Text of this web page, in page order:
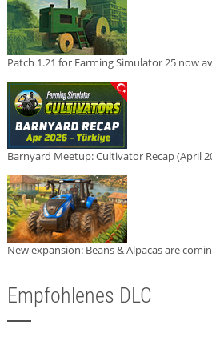
Patch 1.21 for Farming Simulator 25 now
Barnyard Meetup: Cultivator Recap (April
New expansion: Beans & Alpacas are
Empfohlenes DLC